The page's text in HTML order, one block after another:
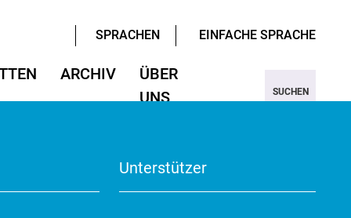
SPRACHEN EINFACHE SPRACHE
ARCHIV
ÜBER
UNS
Unterstützer
SUCHEN